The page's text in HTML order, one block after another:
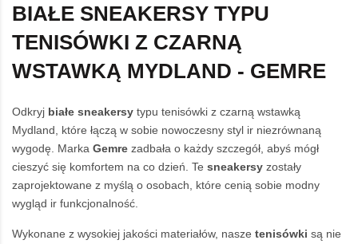
BIAŁE SNEAKERSY TYPU
TENISÓWKI Z CZARNĄ
WSTAWKĄ MYDLAND - GEMRE
Odkryj białe sneakersy typu tenisówki z czarną wstawką
Mydland, które łączą w sobie nowoczesny styl ir niezrównaną
wygodę. Marka Gemre zadbała o każdy szczegół, abyś mógł
cieszyć się komfortem na co dzień. Te sneakersy zostały
zaprojektowane z myślą o osobach, które cenią sobie modny
wygląd ir funkcjonalność.
Wykonane z wysokiej jakości materiałów, nasze tenisówki są nie